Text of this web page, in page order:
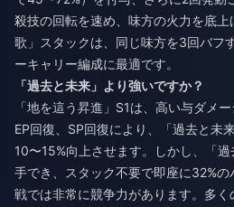
殺技の回転を速め、味方の火力を底
歌」スタックは、同じ味方を3回バフ
ーキャリー編成に最適です。
「過去と未来」より強いですか？
「地を這う昇進」S1は、高い与ダメ
EP回復、SP回復により、「過去と未
10〜15%向上させます。しかし、「
手でき、スタック不要で即座に32%
戦では非常に競争力があります。多く